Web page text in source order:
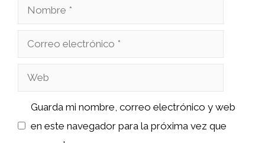
Nombre
Correo
Web
Guarda mi nombre, correo electrónico y web
en este navegador para la próxima vez que